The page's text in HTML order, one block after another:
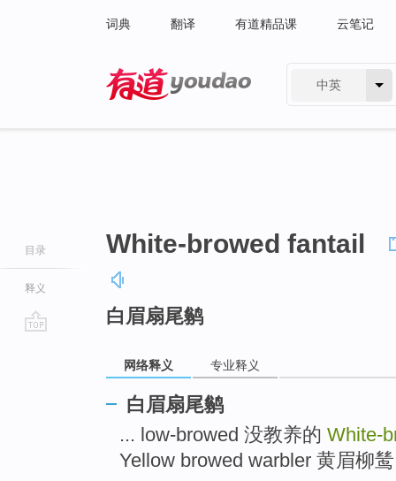
词典 翻译 有道精品课 云笔记
中英
目录
释义
White-browed fantail
白眉扇尾鹟
网络释义 专业释义
白眉扇尾鹟
... low-browed 没教养的 White-
Yellow browed warbler 黄眉柳